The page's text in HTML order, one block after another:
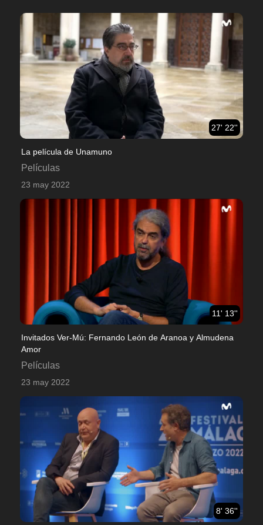
27' 22''
La película de Unamuno
Películas
23 may 2022
11' 13''
Invitados Ver-Mú: Fernando León de Aranoa y Almudena
Amor
Películas
23 may 2022
8' 36''